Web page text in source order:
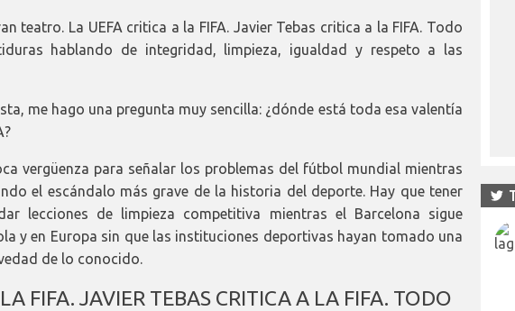
teatro. La UEFA critica a la FIFA. Javier Tebas critica a la FIFA. Todo
hablando de integridad, limpieza, igualdad y respeto a las
me hago una pregunta muy sencilla: ¿dónde está toda esa valentía
vergüenza para señalar los problemas del fútbol mundial mientras
el escándalo más grave de la historia del deporte. Hay que tener
lecciones de limpieza competitiva mientras el Barcelona sigue
y en Europa sin que las instituciones deportivas hayan tomado una
de lo conocido.
FIFA. JAVIER TEBAS CRITICA A LA FIFA. TODO